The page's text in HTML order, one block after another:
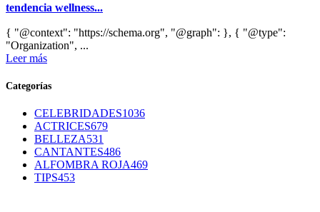
tendencia wellness...
{ "@context": "https://schema.org", "@graph": }, { "@type":
"Organization", ...
Leer más
Categorías
CELEBRIDADES1036
ACTRICES679
BELLEZA531
CANTANTES486
ALFOMBRA ROJA469
TIPS453